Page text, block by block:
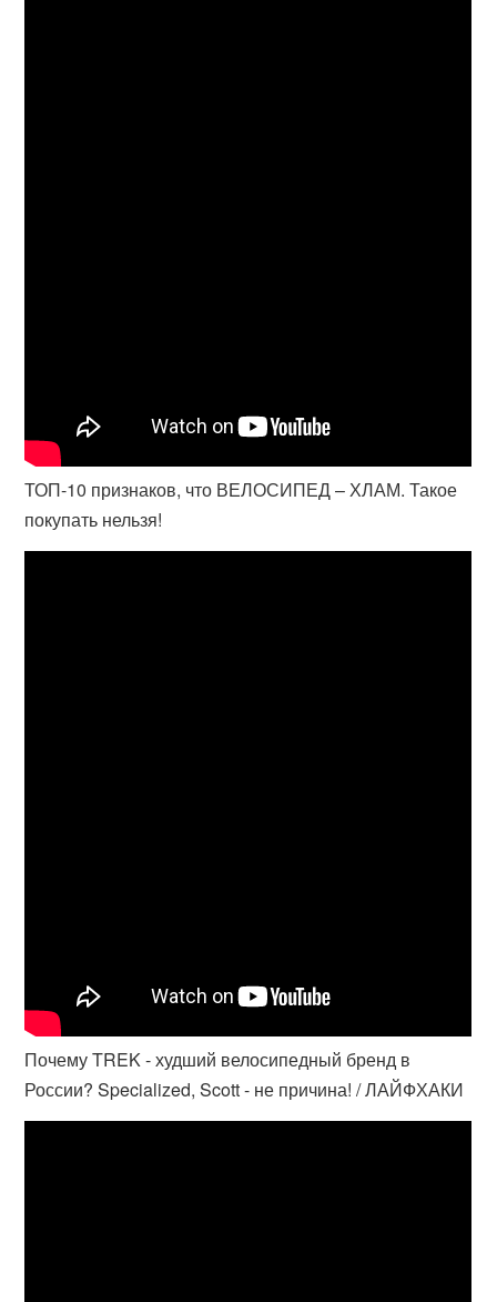
ТОП-10 признаков, что ВЕЛОСИПЕД – ХЛАМ. Такое
покупать нельзя!
Почему TREK - худший велосипедный бренд в
России? Specialized, Scott - не причина! / ЛАЙФХАКИ